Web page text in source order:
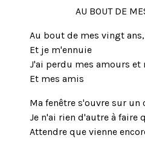
AU BOUT DE
Au bout de mes vingt
Et je m'ennuie
J'ai perdu mes amours et
Et mes amis
Ma fenêtre s'ouvre sur
Je n'ai rien d'autre à faire
Attendre que vienne